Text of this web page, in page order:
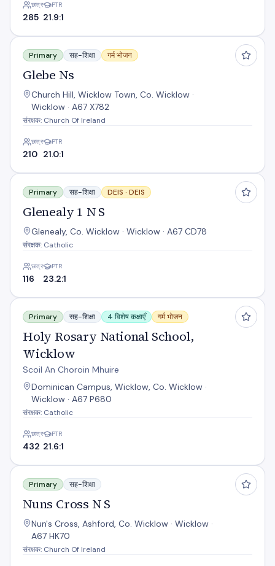
छात्र
285
PTR
21.9:1
Glebe Ns
Primary सह-शिक्षा गर्म भोजन
Glebe Ns
Church Hill, Wicklow Town, Co. Wicklow ·
Wicklow · A67 X782
संरक्षक: Church Of Ireland
छात्र
210
PTR
21.0:1
Glenealy 1 N S
Primary सह-शिक्षा DEIS · DEIS
Glenealy 1 N S
Glenealy, Co. Wicklow · Wicklow · A67 CD78
संरक्षक: Catholic
छात्र
116
PTR
23.2:1
Holy Rosary National School, Wicklow
Primary सह-शिक्षा 4 विशेष कक्षाएँ गर्म भोजन
Holy Rosary National School,
Wicklow
Scoil An Choroin Mhuire
Dominican Campus, Wicklow, Co. Wicklow ·
Wicklow · A67 P680
संरक्षक: Catholic
छात्र
432
PTR
21.6:1
Nuns Cross N S
Primary सह-शिक्षा
Nuns Cross N S
Nun's Cross, Ashford, Co. Wicklow · Wicklow ·
A67 HK70
संरक्षक: Church Of Ireland